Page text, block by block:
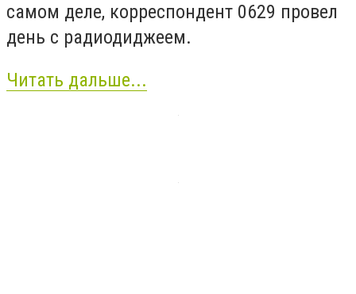
самом деле, корреспондент 0629 провел
день с радиодиджеем.
Читать дальше...